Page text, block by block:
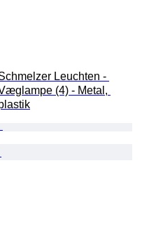
Leuchten -
(4) - Metal,